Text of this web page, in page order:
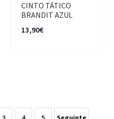
CINTO TÁTICO
BRANDIT AZUL
13,90€